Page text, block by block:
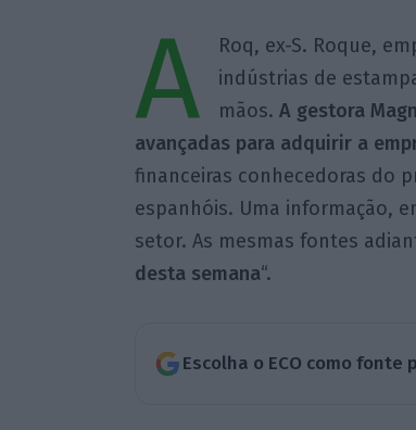
A
Roq, ex-S. Roque,
indústrias de
mãos. A gestora
avançadas para adquirir a
financeiras conhecedoras do
espanhóis. Uma informação,
setor. As mesmas fontes
desta semana“.
Escolha o ECO como fonte